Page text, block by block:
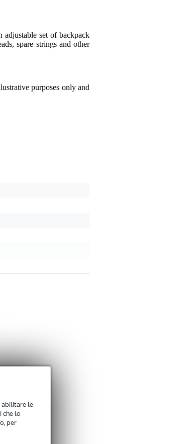
abilitare le
che lo
per
adjustable set of backpack
spare strings and other
purposes only and